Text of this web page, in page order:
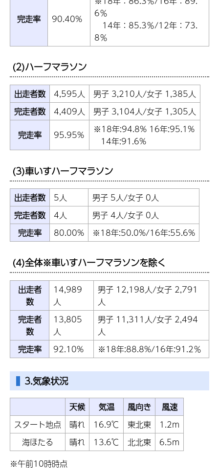
完走率 90.40%
6％
14年：85.3％/12年：73.
8％
(2)ハーフマラソン
出走者数 4,595人
男子 3,210人/女子 1,385人
完走者数
4,409人
男子 3,104人/女子 1,305人
完走率
95.95%
※18年:94.8% 16年:95.1%
14年:91.6%
(3)車いすハーフマラソン
出走者数 5人
男子 5人/女子 0人
完走者数
4人
男子 4人/女子 0人
完走率
80.00% ※18年:50.0%/16年:55.6%
(4)全体※車いすハーフマラソンを除く
出走者
数
14,989
人
男子 12,198人/女子 2,791
人
完走者
数
13,805
人
男子 11,311人/女子 2,494
人
完走率
92.10% ※18年:88.8%/16年:91.2％
3.気象状況
天候 気温 風向き
風速
スタート地点
晴れ 16.9℃ 東北東
1.2m
海ほたる
晴れ 13.6℃ 北北東
6.5m
※午前10時時点